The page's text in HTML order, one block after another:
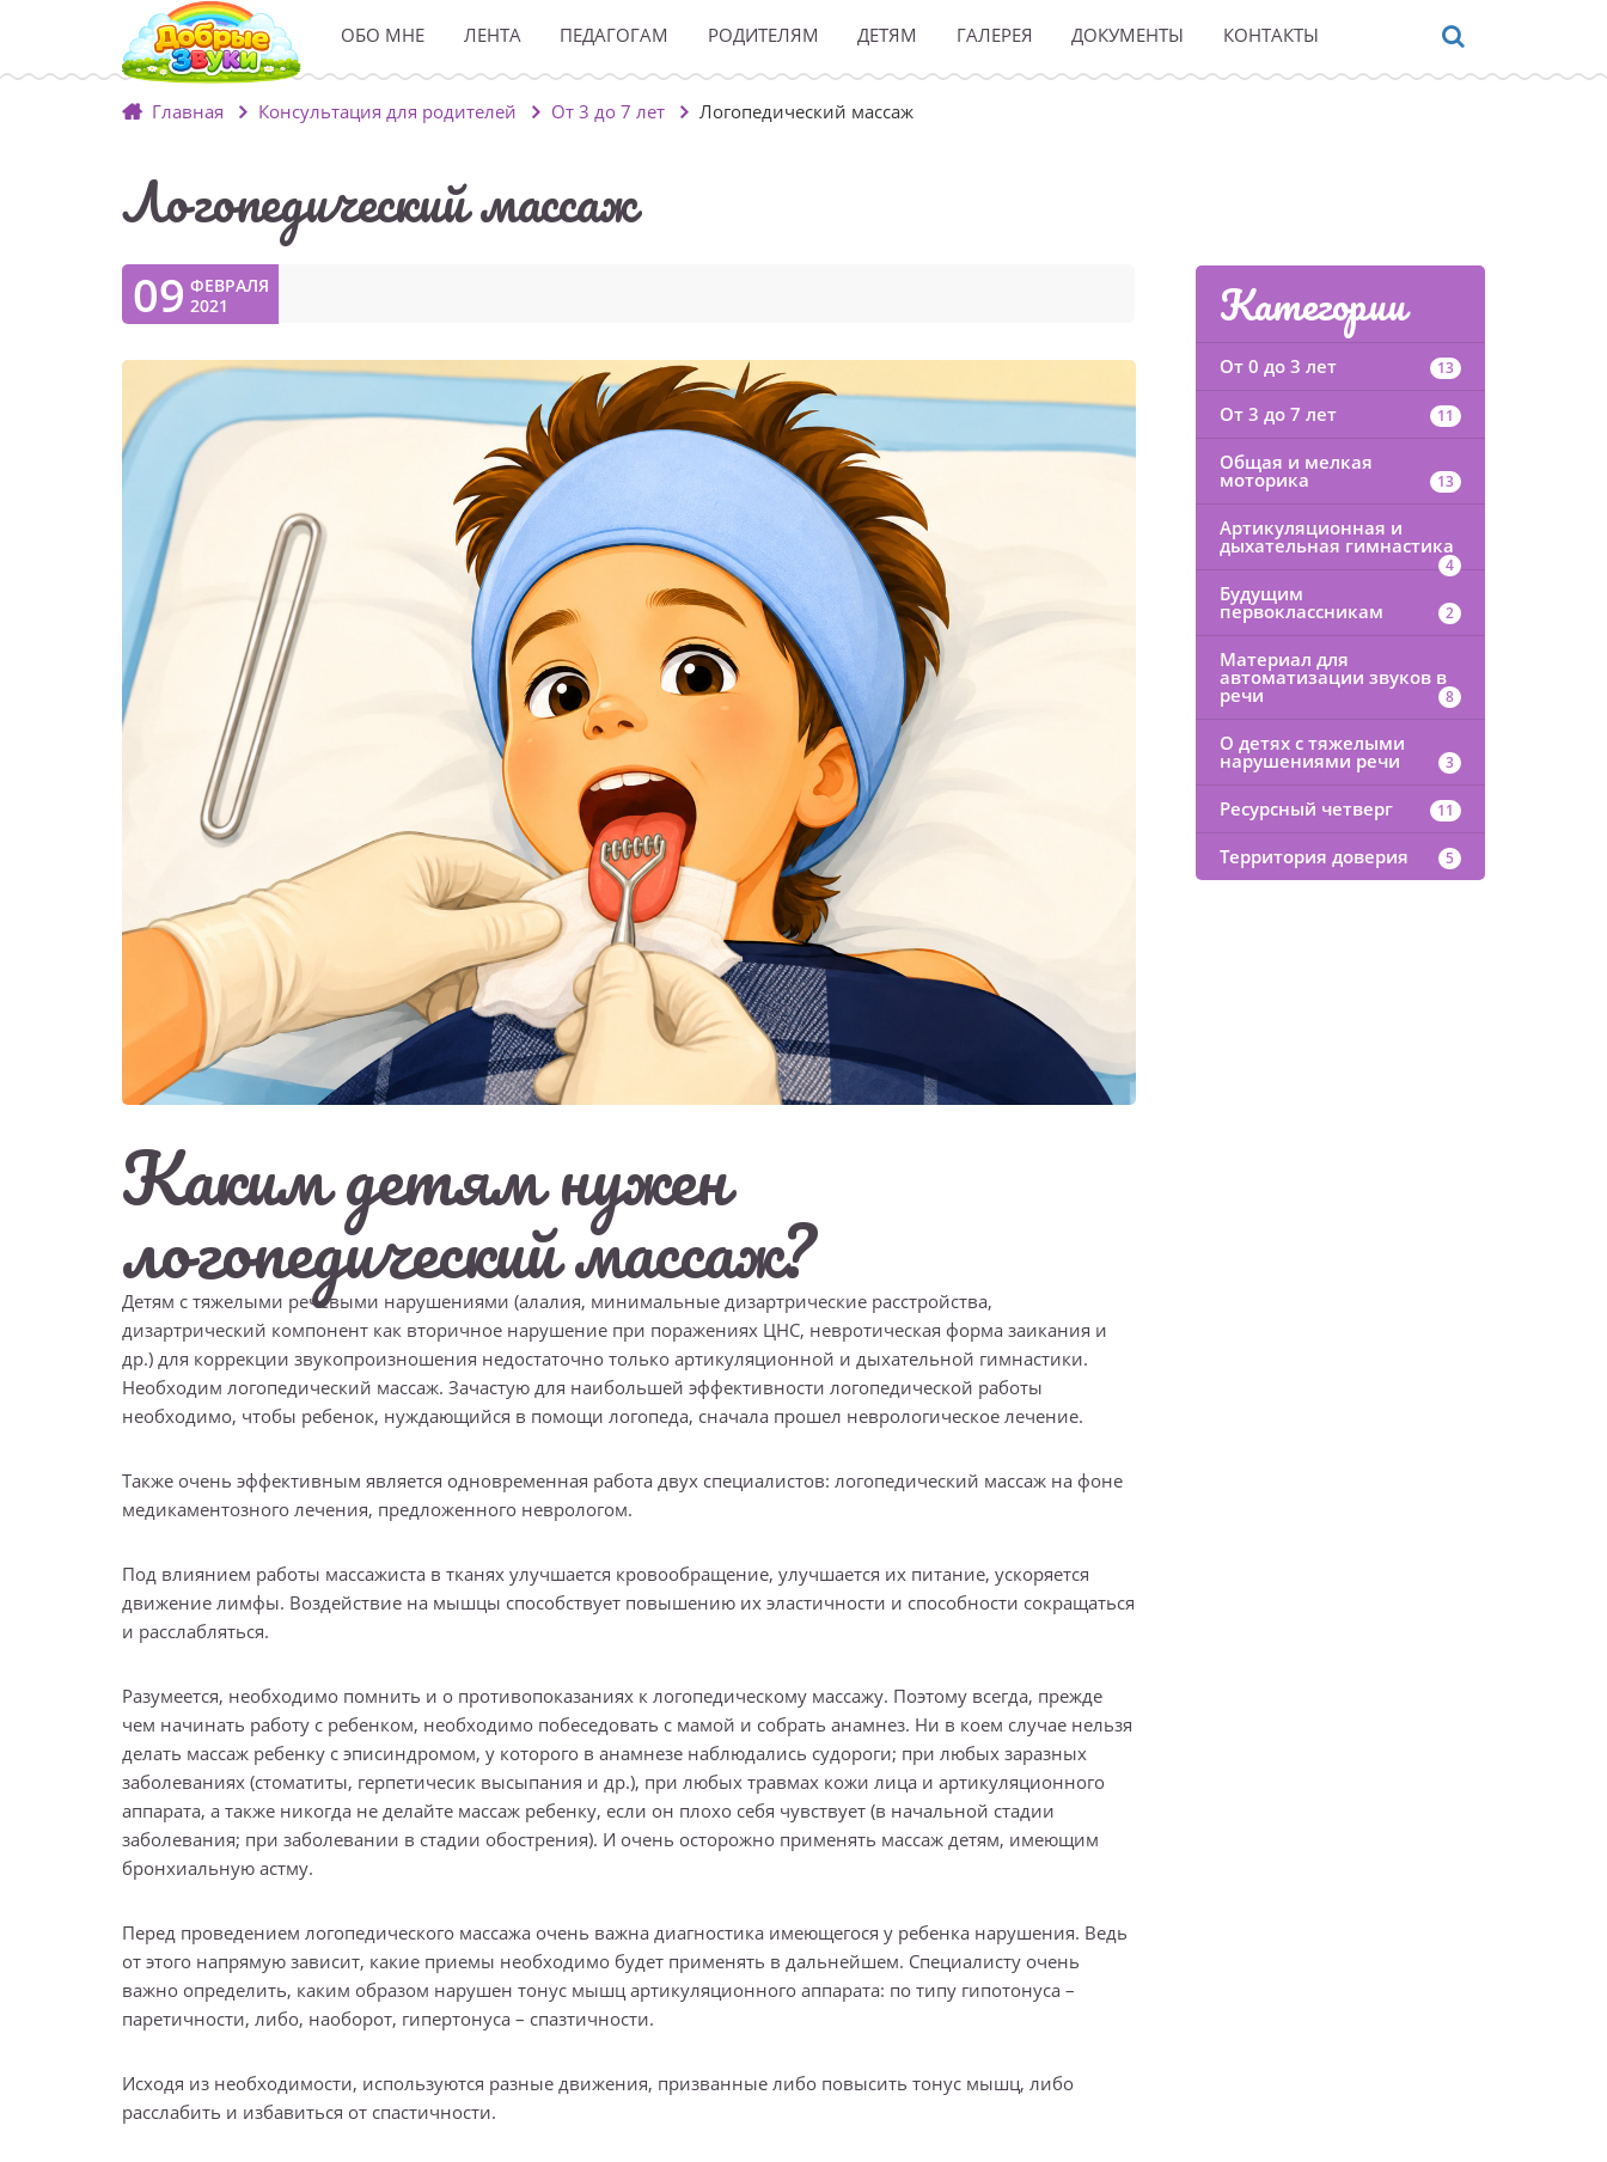
ОБО МНЕ ЛЕНТА ПЕДАГОГАМ РОДИТЕЛЯМ ДЕТЯМ ГАЛЕРЕЯ ДОКУМЕНТЫ КОНТАКТЫ
Главная Консультация для родителей От 3 до 7 лет Логопедический массаж
Логопедический массаж
09 ФЕВРАЛЯ
2021
Каким детям нужен
логопедический массаж?
Детям с тяжелыми речевыми нарушениями (алалия, минимальные дизартрические расстройства,
дизартрический компонент как вторичное нарушение при поражениях ЦНС, невротическая форма заикания и
др.) для коррекции звукопроизношения недостаточно только артикуляционной и дыхательной гимнастики.
Необходим логопедический массаж. Зачастую для наибольшей эффективности логопедической работы
необходимо, чтобы ребенок, нуждающийся в помощи логопеда, сначала прошел неврологическое лечение.
Также очень эффективным является одновременная работа двух специалистов: логопедический массаж на фоне
медикаментозного лечения, предложенного неврологом.
Под влиянием работы массажиста в тканях улучшается кровообращение, улучшается их питание, ускоряется
движение лимфы. Воздействие на мышцы способствует повышению их эластичности и способности сокращаться
и расслабляться.
Разумеется, необходимо помнить и о противопоказаниях к логопедическому массажу. Поэтому всегда, прежде
чем начинать работу с ребенком, необходимо побеседовать с мамой и собрать анамнез. Ни в коем случае нельзя
делать массаж ребенку с эписиндромом, у которого в анамнезе наблюдались судороги; при любых заразных
заболеваниях (стоматиты, герпетичесик высыпания и др.), при любых травмах кожи лица и артикуляционного
аппарата, а также никогда не делайте массаж ребенку, если он плохо себя чувствует (в начальной стадии
заболевания; при заболевании в стадии обострения). И очень осторожно применять массаж детям, имеющим
бронхиальную астму.
Перед проведением логопедического массажа очень важна диагностика имеющегося у ребенка нарушения. Ведь
от этого напрямую зависит, какие приемы необходимо будет применять в дальнейшем. Специалисту очень
важно определить, каким образом нарушен тонус мышц артикуляционного аппарата: по типу гипотонуса –
паретичности, либо, наоборот, гипертонуса – спазтичности.
Исходя из необходимости, используются разные движения, призванные либо повысить тонус мышц, либо
расслабить и избавиться от спастичности.
Категории
От 0 до 3 лет 13
От 3 до 7 лет 11
Общая и мелкая
моторика 13
Артикуляционная и
дыхательная гимнастика
4
Будущим
первоклассникам 2
Материал для
автоматизации звуков в
речи 8
О детях с тяжелыми
нарушениями речи 3
Ресурсный четверг 11
Территория доверия 5